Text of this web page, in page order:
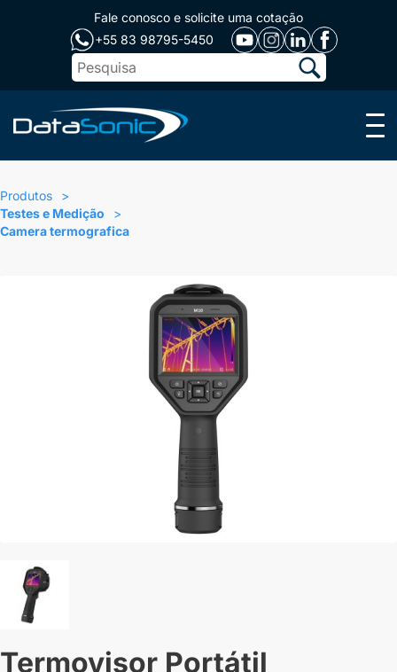
Fale conosco e solicite uma cotação
+55 83 98795-5450
Menu
Produtos
Testes e Medição
Camera termografica
Termovisor Portátil